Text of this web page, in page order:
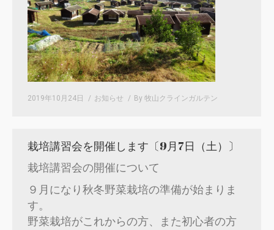
2019年10月24日 お知らせ By 牧山クラインガルテン
栽培講習会を開催します〔9月7日（土）〕
栽培講習会の開催について
９月になり秋冬野菜栽培の準備が始まりま
す。
野菜栽培がこれからの方、また初心者の方